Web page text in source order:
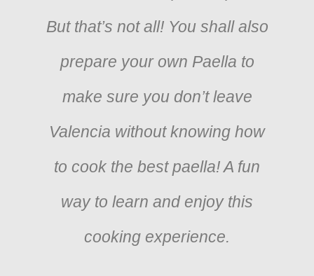
But that’s not all! You shall also
prepare your own Paella to
make sure you don’t leave
Valencia without knowing how
to cook the best paella! A fun
way to learn and enjoy this
cooking experience.